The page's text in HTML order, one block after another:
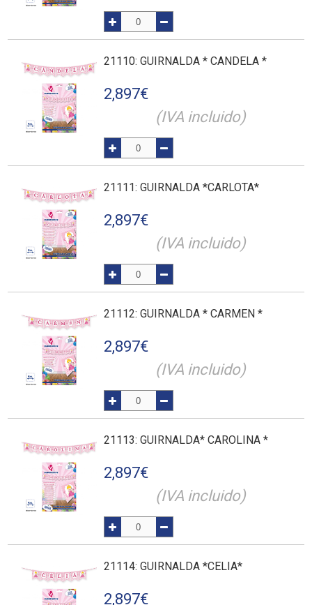
21110: GUIRNALDA * CANDELA *
2,897€
(IVA incluido)
21111: GUIRNALDA *CARLOTA*
2,897€
(IVA incluido)
21112: GUIRNALDA * CARMEN *
2,897€
(IVA incluido)
21113: GUIRNALDA* CAROLINA *
2,897€
(IVA incluido)
21114: GUIRNALDA *CELIA*
2,897€